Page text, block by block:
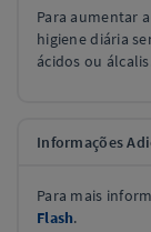
Para aumentar
higiene diária
ácidos ou
Informações
Para mais
Flash.